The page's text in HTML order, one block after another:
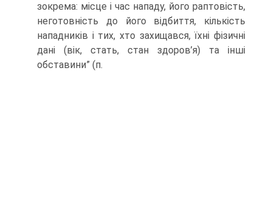
зокрема: місце і час нападу, його раптовість,
неготовність до його відбиття, кількість
нападників і тих, хто захищався, їхні фізичні
дані (вік, стать, стан здоров’я) та інші
обставини” (п.